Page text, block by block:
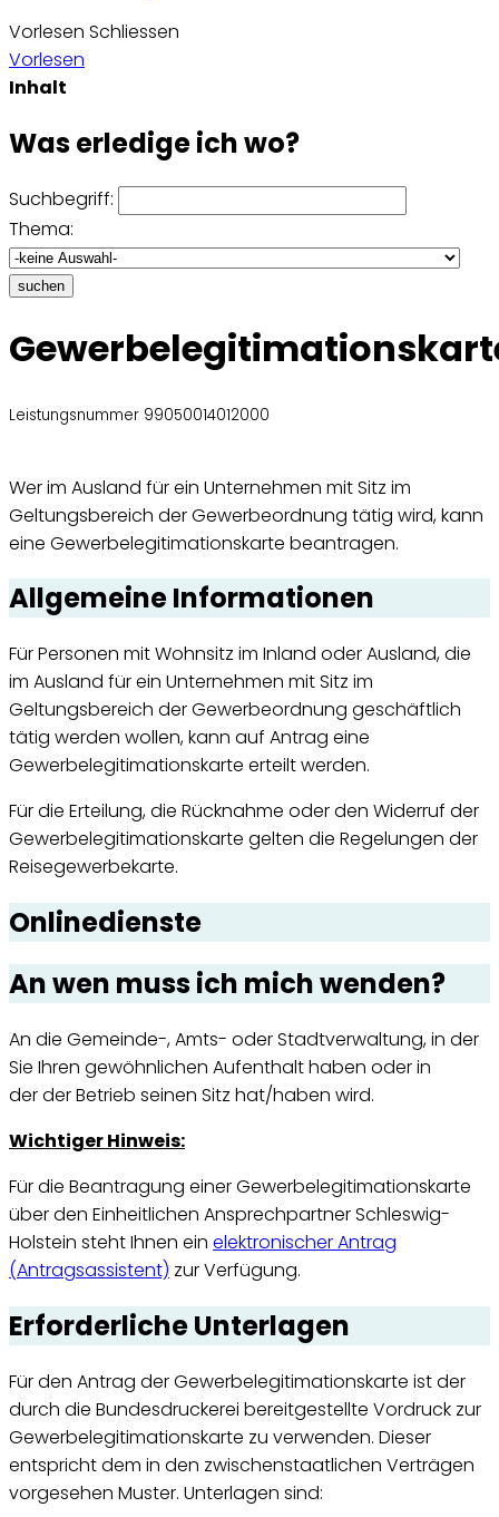
Vorlesen Schliessen
Vorlesen
Inhalt
Was erledige ich wo?
Suchbegriff:
Thema:
suchen
Leistungsnummer 99050014012000
Wer im Ausland für ein Unternehmen mit Sitz im
Geltungsbereich der Gewerbeordnung tätig wird, kann
eine Gewerbelegitimationskarte beantragen.
Allgemeine Informationen
Für Personen mit Wohnsitz im Inland oder Ausland, die
im Ausland für ein Unternehmen mit Sitz im
Geltungsbereich der Gewerbeordnung geschäftlich
tätig werden wollen, kann auf Antrag eine
Gewerbelegitimationskarte erteilt werden.
Für die Erteilung, die Rücknahme oder den Widerruf der
Gewerbelegitimationskarte gelten die Regelungen der
Reisegewerbekarte.
Onlinedienste
An wen muss ich mich wenden?
An die Gemeinde-, Amts- oder Stadtverwaltung, in der
Sie Ihren gewöhnlichen Aufenthalt haben oder in
der der Betrieb seinen Sitz hat/haben wird.
Wichtiger Hinweis:
Für die Beantragung einer Gewerbelegitimationskarte
über den Einheitlichen Ansprechpartner Schleswig-
Holstein steht Ihnen ein elektronischer Antrag
(Antragsassistent) zur Verfügung.
Erforderliche Unterlagen
Für den Antrag der Gewerbelegitimationskarte ist der
durch die Bundesdruckerei bereitgestellte Vordruck zur
Gewerbelegitimationskarte zu verwenden. Dieser
entspricht dem in den zwischenstaatlichen Verträgen
vorgesehen Muster. Unterlagen sind: